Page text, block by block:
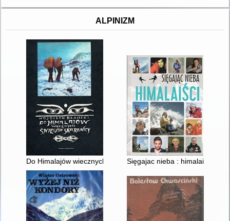
ALPINIZM
Do Himalajów wiecznych śniegów skarbnicySięgajac nieba : himalaiści